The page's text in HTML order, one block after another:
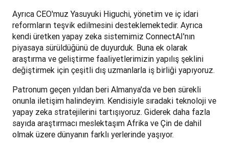
Ayrıca CEO'muz Yasuyuki Higuchi, yönetim ve iç idari
reformların teşvik edilmesini desteklemektedir. Ayrıca
kendi üretken yapay zeka sistemimiz ConnectAI'nın
piyasaya sürüldüğünü de duyurduk. Buna ek olarak
araştırma ve geliştirme faaliyetlerimizin yapılış şeklini
değiştirmek için çeşitli dış uzmanlarla iş birliği yapıyoruz.
Patronum geçen yıldan beri Almanya'da ve ben sürekli
onunla iletişim halindeyim. Kendisiyle sıradaki teknoloji ve
yapay zeka stratejilerini tartışıyoruz. Giderek daha fazla
sayıda araştırmacı meslektaşım Afrika ve Çin de dahil
olmak üzere dünyanın farklı yerlerinde yaşıyor.